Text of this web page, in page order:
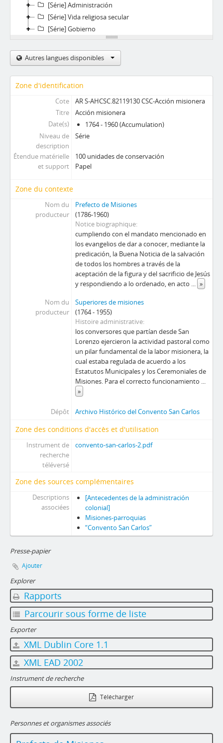
[Série] Administración
[Série] Vida religiosa secular
[Série] Gobierno
Autres langues disponibles
Zone d'identification
Cote
AR S-AHCSC.82119130 CSC-Acción misionera
Titre
Acción misionera
Date(s)
1764 - 1960 (Accumulation)
Niveau de
description
Série
Étendue matérielle
et support
100 unidades de conservación
Papel
Zone du contexte
Nom du
producteur
Prefecto de Misiones
(1786-1960)
Notice biographique
cumpliendo con el mandato mencionado en
los evangelios de dar a conocer, mediante la
predicación, la Buena Noticia de la salvación
de todos los hombres a través de la
aceptación de la figura y del sacrificio de Jesús
y respondiendo a lo ordenado, en acto ... »
Nom du
producteur
Superiores de misiones
(1764 - 1955)
Histoire administrative
los conversores que partían desde San
Lorenzo ejercieron la actividad pastoral como
un pilar fundamental de la labor misionera, la
cual estaba regulada de acuerdo a los
Estatutos Municipales y los Ceremoniales de
Misiones. Para el correcto funcionamiento ...
»
Dépôt Archivo Histórico del Convento San Carlos
Zone des conditions d'accès et d'utilisation
Instrument de
recherche
téléversé
convento-san-carlos-2.pdf
Zone des sources complémentaires
Descriptions
associées
[Antecedentes de la administración
colonial]
Misiones-parroquias
“Convento San Carlos”
Presse-papier
Ajouter
Explorer
Rapports
Parcourir sous forme de liste
Exporter
XML Dublin Core 1.1
XML EAD 2002
Instrument de recherche
Télécharger
Personnes et organismes associés